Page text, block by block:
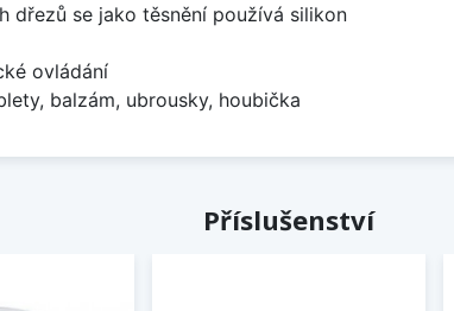
dřezů se jako těsnění používá silikon
ovládání
balzám, ubrousky, houbička
Příslušenství